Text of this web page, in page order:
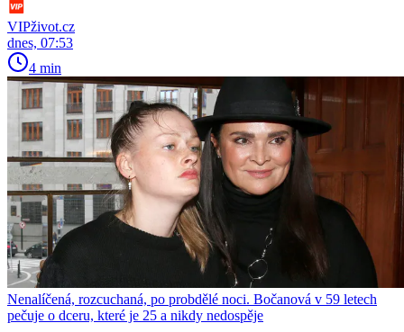
VIPživot.cz
dnes, 07:53
4 min
Nenalíčená, rozcuchaná, po probdělé noci. Bočanová v 59 letech
pečuje o dceru, které je 25 a nikdy nedospěje